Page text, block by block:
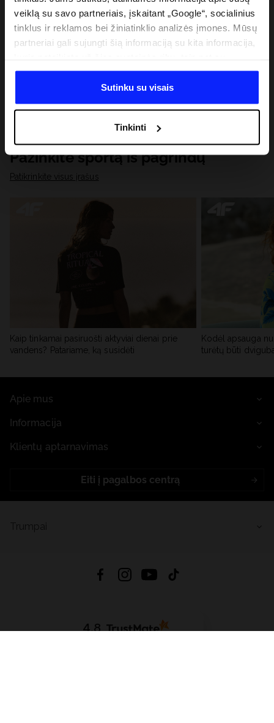
veiklą su savo partneriais, įskaitant „Google“, socialinius
tinklus ir reklamos bei žiniatinklio analizės įmones. Mūsų
partneriai gali sujungti šią informaciją su kita informacija,
duomenimis, kuriuos jie gauna, kai naudojatės jų
paslaugomis. Gavus Jūsų leidimą, mes galime perduoti
Jūsų asmeninę informaciją savo partneriams, siekdami
analitinius tyrimus, pritaikyti turinį ir tobulinti mūsų
partnerių siūlomus sprendimus (pvz., socialinius tinklus).
Išsamią informaciją rasite mūsų Privatumo politikoje ir
skiltyje „Išsami informacija“.
Sutinku su visais
Tinkinti
Pažinkite sportą iš pagrindų
Patikrinkite visus įrašus
Kaip tinkamai pasiruošti aktyviai dienai prie
vandens? Patariame, ką susidėti
Kodėl apsauga
turėtų būti
Apie mus
Informacija
Klientų aptarnavimas
Eiti į pagalbos centrą
4.8